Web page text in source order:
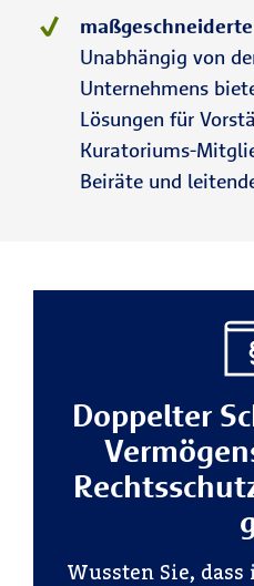
Unabhängig von
Unternehmens
Lösungen für
Kuratoriums-
Beiräte und
Doppelter
Wussten Sie, dass